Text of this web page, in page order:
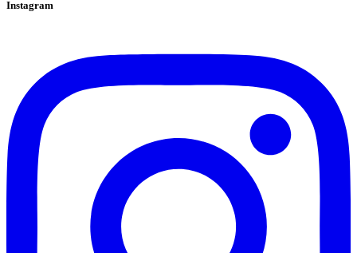
Instagram